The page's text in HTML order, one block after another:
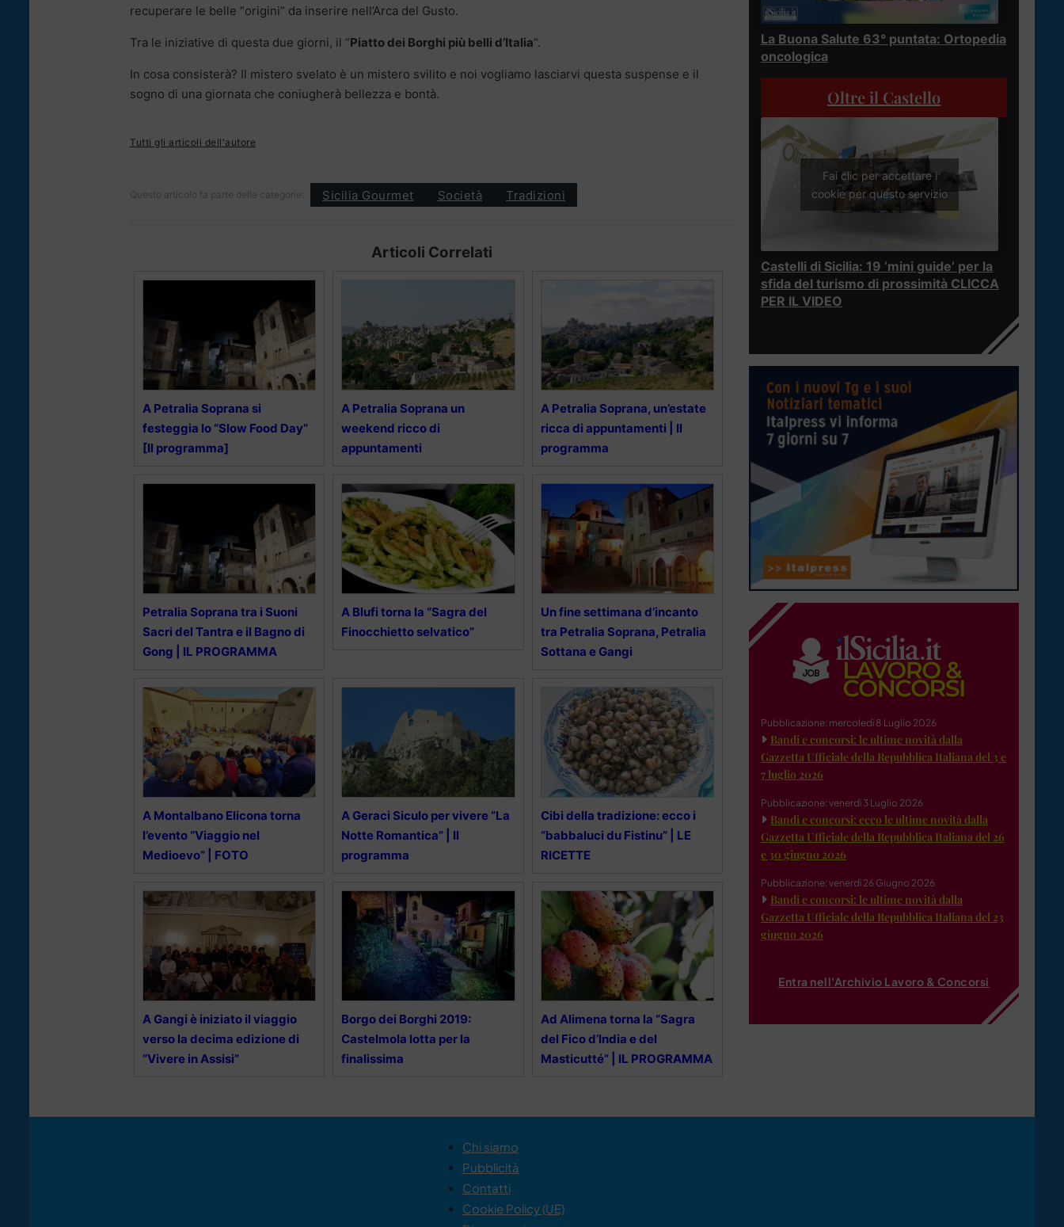
recuperare le belle “origini” da inserire nell’Arca del Gusto.
Tra le iniziative di questa due giorni, il “Piatto dei Borghi più belli d’Italia“.
In cosa consisterà? Il mistero svelato è un mistero svilito e noi vogliamo lasciarvi questa suspense e il
sogno di una giornata che coniugherà bellezza e bontà.
Tutti gli articoli dell'autore
Questo articolo fa parte delle categorie: Sicilia Gourmet Società Tradizioni
Articoli Correlati
A Petralia Soprana si
festeggia lo “Slow Food Day”
[Il programma]
A Petralia Soprana un
weekend ricco di
appuntamenti
A Petralia Soprana, un’estate
ricca di appuntamenti | Il
programma
Petralia Soprana tra i Suoni
Sacri del Tantra e il Bagno di
Gong | IL PROGRAMMA
A Blufi torna la “Sagra del
Finocchietto selvatico”
Un fine settimana d’incanto
tra Petralia Soprana, Petralia
Sottana e Gangi
A Montalbano Elicona torna
l’evento “Viaggio nel
Medioevo” | FOTO
A Geraci Siculo per vivere “La
Notte Romantica” | Il
programma
Cibi della tradizione: ecco i
“babbaluci du Fistinu” | LE
RICETTE
A Gangi è iniziato il viaggio
verso la decima edizione di
“Vivere in Assisi”
Borgo dei Borghi 2019:
Castelmola lotta per la
finalissima
Ad Alimena torna la “Sagra
del Fico d’India e del
Masticutté” | IL PROGRAMMA
La Buona Salute 63° puntata: Ortopedia
oncologica
Oltre il Castello
Fai clic per accettare i
cookie per questo servizio
Castelli di Sicilia: 19 ‘mini guide’ per la
sfida del turismo di prossimità CLICCA
PER IL VIDEO
Pubblicazione: mercoledì 8 Luglio 2026
Bandi e concorsi: le ultime novità dalla
Gazzetta Ufficiale della Repubblica Italiana del 3 e
7 luglio 2026
Pubblicazione: venerdì 3 Luglio 2026
Bandi e concorsi: ecco le ultime novità dalla
Gazzetta Ufficiale della Repubblica Italiana del 26
e 30 giugno 2026
Pubblicazione: venerdì 26 Giugno 2026
Bandi e concorsi: le ultime novità dalla
Gazzetta Ufficiale della Repubblica Italiana del 23
giugno 2026
Entra nell'Archivio Lavoro & Concorsi
Chi siamo
Pubblicità
Contatti
Cookie Policy (UE)